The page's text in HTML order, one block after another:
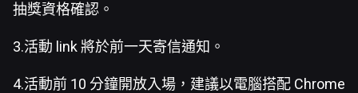
抽獎資格確認。
3.活動 link 將於前一天寄信通知。
4.活動前 10 分鐘開放入場，建議以電腦搭配 Chrome